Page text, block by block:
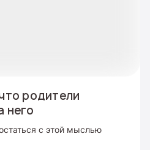
родители
него
с этой мыслью